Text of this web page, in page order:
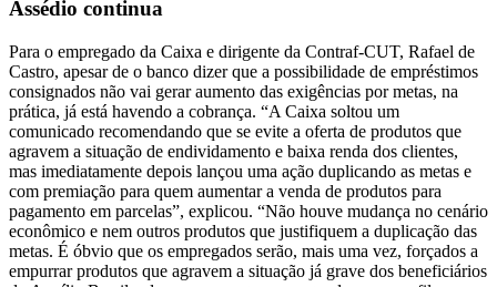
Assédio continua
Para o empregado da Caixa e dirigente da Contraf-CUT, Rafael de
Castro, apesar de o banco dizer que a possibilidade de empréstimos
consignados não vai gerar aumento das exigências por metas, na
prática, já está havendo a cobrança. “A Caixa soltou um
comunicado recomendando que se evite a oferta de produtos que
agravem a situação de endividamento e baixa renda dos clientes,
mas imediatamente depois lançou uma ação duplicando as metas e
com premiação para quem aumentar a venda de produtos para
pagamento em parcelas”, explicou. “Não houve mudança no cenário
econômico e nem outros produtos que justifiquem a duplicação das
metas. É óbvio que os empregados serão, mais uma vez, forçados a
empurrar produtos que agravem a situação já grave dos beneficiários